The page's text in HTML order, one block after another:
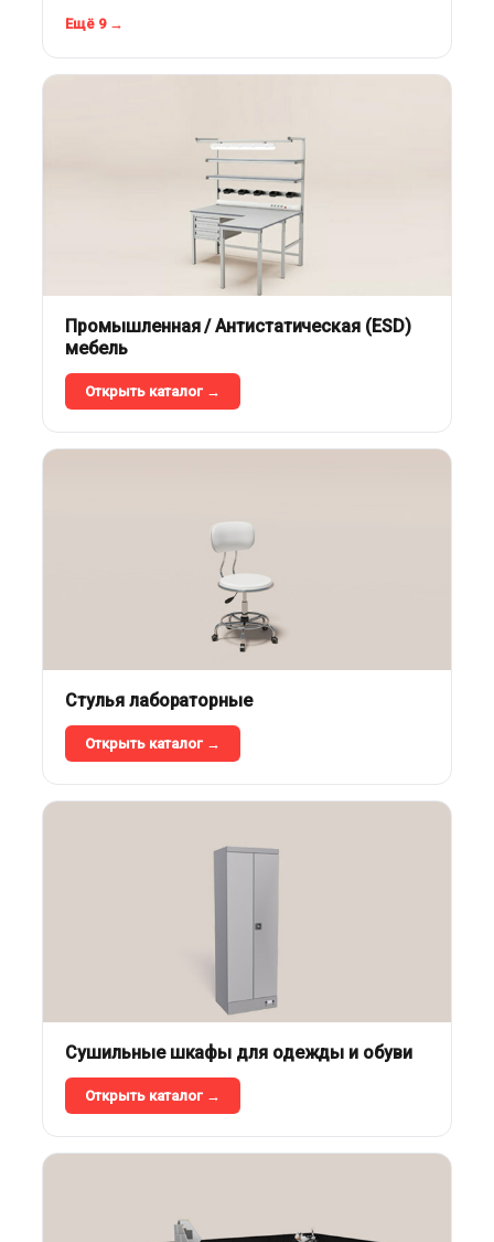
Ещё 9 →
Промышленная / Антистатическая (ESD)
мебель
Открыть каталог →
Стулья лабораторные
Открыть каталог →
Сушильные шкафы для одежды и обуви
Открыть каталог →